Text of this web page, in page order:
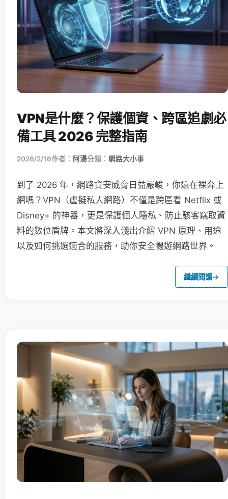
VPN是什麼？保護個資、跨區追劇必
備工具 2026 完整指南
2026/2/16作者： 阿湯分類： 網路大小事
到了 2026 年，網路資安威脅日益嚴峻，你還在裸奔上
網嗎？VPN（虛擬私人網路）不僅是跨區看 Netflix 或
Disney+ 的神器，更是保護個人隱私、防止駭客竊取資
料的數位盾牌。本文將深入淺出介紹 VPN 原理、用途
以及如何挑選適合的服務，助你安全暢遊網路世界。
繼續閱讀→